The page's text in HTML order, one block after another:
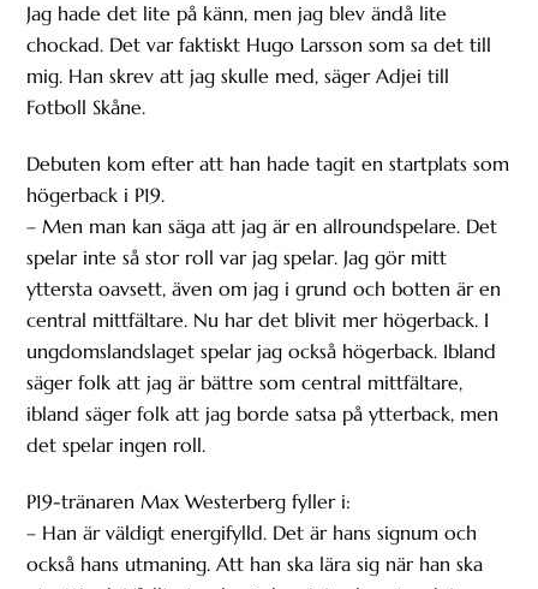
Jag hade det lite på känn, men jag blev ändå lite
chockad. Det var faktiskt Hugo Larsson som sa det till
mig. Han skrev att jag skulle med, säger Adjei till
Fotboll Skåne.
Debuten kom efter att han hade tagit en startplats som
högerback i P19.
– Men man kan säga att jag är en allroundspelare. Det
spelar inte så stor roll var jag spelar. Jag gör mitt
yttersta oavsett, även om jag i grund och botten är en
central mittfältare. Nu har det blivit mer högerback. I
ungdomslandslaget spelar jag också högerback. Ibland
säger folk att jag är bättre som central mittfältare,
ibland säger folk att jag borde satsa på ytterback, men
det spelar ingen roll.
P19-tränaren Max Westerberg fyller i:
– Han är väldigt energifylld. Det är hans signum och
också hans utmaning. Att han ska lära sig när han ska